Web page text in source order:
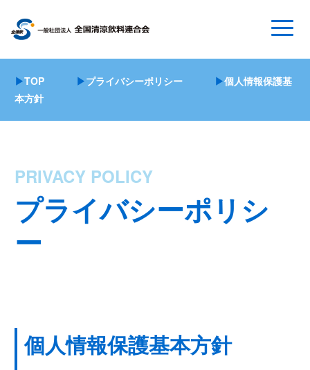
▶TOP ▶プライバシーポリシー ▶個人情報保護基
本方針
PRIVACY POLICY
プライバシーポリシ
ー
個人情報保護基本方針